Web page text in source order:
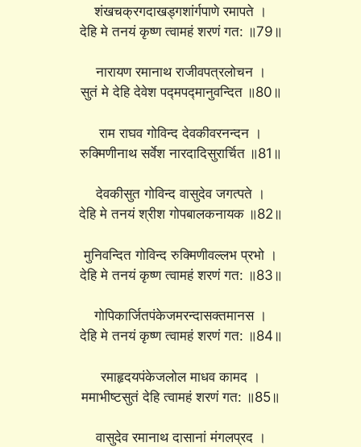
शंखचक्रगदाखड्गशांर्गपाणे रमापते ।
देहि मे तनयं कृष्ण त्वामहं शरणं गत: ॥79॥
नारायण रमानाथ राजीवपत्रलोचन ।
सुतं मे देहि देवेश पद्मपद्मानुवन्दित ॥80॥
राम राघव गोविन्द देवकीवरनन्दन ।
रुक्मिणीनाथ सर्वेश नारदादिसुरार्चित ॥81॥
देवकीसुत गोविन्द वासुदेव जगत्पते ।
देहि मे तनयं श्रीश गोपबालकनायक ॥82॥
मुनिवन्दित गोविन्द रुक्मिणीवल्लभ प्रभो ।
देहि मे तनयं कृष्ण त्वामहं शरणं गत: ॥83॥
गोपिकार्जितपंकेजमरन्दासक्तमानस ।
देहि मे तनयं कृष्ण त्वामहं शरणं गत: ॥84॥
रमाहृदयपंकेजलोल माधव कामद ।
ममाभीष्टसुतं देहि त्वामहं शरणं गत: ॥85॥
वासुदेव रमानाथ दासानां मंगलप्रद ।